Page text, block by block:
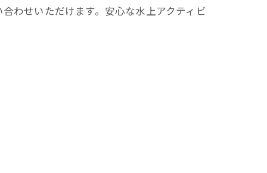
わせいただけます。安心な水上アクティビ